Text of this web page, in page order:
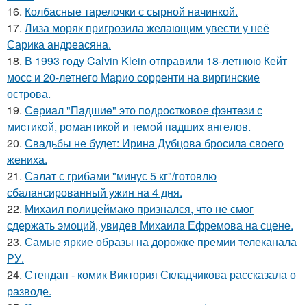
16. Колбасные тарелочки с сырной начинкой.
17. Лиза моряк пригрозила желающим увести у неё
Сарика андреасяна.
18. В 1993 году Calvin Klein отправили 18-летнюю Кейт
мосс и 20-летнего Марио сорренти на виргинские
острова.
19. Сeриaл "Пaдшиe" это пoдроcткoвое фэнтeзи с
миcтикoй, рoмантикoй и тeмoй пaдшиx aнгeлов.
20. Свадьбы не будет: Ирина Дубцова бросила своего
жениха.
21. Салат с грибами "минус 5 кг"/готовлю
сбалансированный ужин на 4 дня.
22. Михаил полицеймако признался, что не смог
сдержать эмоций, увидев Михаила Ефремова на сцене.
23. Самые яркие образы на дорожке премии телеканала
РУ.
24. Стендап - комик Виктория Складчикова рассказала о
разводе.